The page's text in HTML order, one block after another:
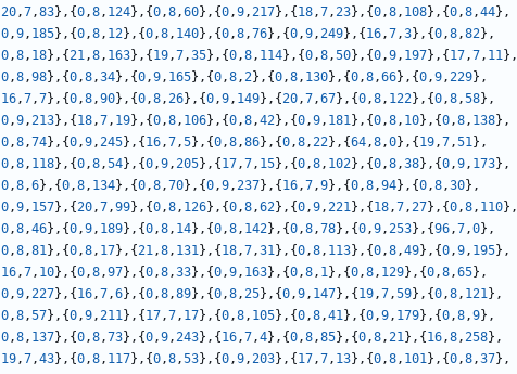
20,7,83},{0,8, 124},{0,8,60},{0,9,217},{ 18,7,23},{0,8, 108},{0,8,44},
0,9, 185},{0,8, 12},{0,8, 140},{0,8,76},{0,9,249},{ 16,7,3},{0,8,82},
0,8, 18},{21,8, 163},{ 19,7,35},{0,8, 114},{0,8,50},{0,9, 197},{ 17,7, 11},
0,8,98},{0,8,34},{0,9, 165},{0,8,2},{0,8, 130},{0,8,66},{0,9,229},
16,7,7},{0,8,90},{0,8,26},{0,9, 149},{20,7,67},{0,8, 122},{0,8,58},
0,9,213},{ 18,7, 19},{0,8, 106},{0,8,42},{0,9, 181},{0,8, 10},{0,8, 138},
0,8,74},{0,9,245},{ 16,7,5},{0,8,86},{0,8,22},{64,8,0},{ 19,7,51},
0,8, 118},{0,8,54},{0,9,205},{ 17,7, 15},{0,8, 102},{0,8,38},{0,9, 173},
0,8,6},{0,8, 134},{0,8,70},{0,9,237},{ 16,7,9},{0,8,94},{0,8,30},
0,9, 157},{20,7,99},{0,8, 126},{0,8,62},{0,9,221},{ 18,7,27},{0,8, 110},
0,8,46},{0,9, 189},{0,8, 14},{0,8, 142},{0,8,78},{0,9,253},{96,7,0},
0,8,81},{0,8, 17},{21,8, 131},{ 18,7,31},{0,8, 113},{0,8,49},{0,9, 195},
16,7, 10},{0,8,97},{0,8,33},{0,9, 163},{0,8, 1},{0,8, 129},{0,8,65},
0,9,227},{ 16,7,6},{0,8,89},{0,8,25},{0,9, 147},{ 19,7,59},{0,8, 121},
0,8,57},{0,9,211},{ 17,7, 17},{0,8, 105},{0,8,41},{0,9, 179},{0,8,9},
0,8, 137},{0,8,73},{0,9,243},{ 16,7,4},{0,8,85},{0,8,21},{ 16,8,258},
19,7,43},{0,8, 117},{0,8,53},{0,9,203},{ 17,7, 13},{0,8, 101},{0,8,37},